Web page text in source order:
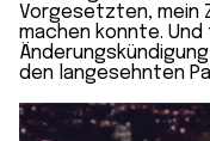
Vorgesetzten, mein
machen konnte.
den langesehnten